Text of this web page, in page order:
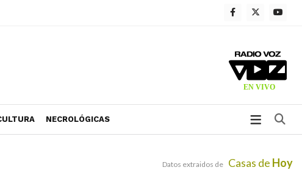
NECROLÓGICAS
Datos extraidos de Casas de Hoy